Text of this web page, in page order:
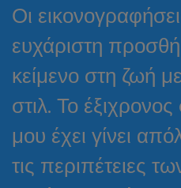
Οι
ευχάριστη
κείμενο στη ζωή
στιλ. Το
μου έχει γίνει
τις περιπέτειες